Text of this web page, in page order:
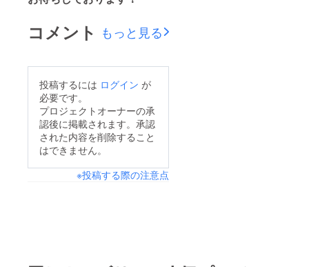
コメント もっと見る
投稿するには ログイン が
必要です。
プロジェクトオーナーの承
認後に掲載されます。承認
された内容を削除すること
はできません。
※投稿する際の注意点